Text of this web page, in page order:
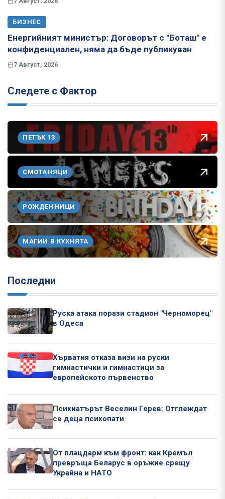
БИЗНЕС
Енергийният министър: Договорът с "Боташ" е
конфиденциален, няма да бъде публикуван
7 Август, 2026
Следете с Фактор
ПЕТЪК 13
СМОТАНЯЦИ
РОЖДЕННИЦИ
МАГИИ В КУХНЯТА
Последни
Руска атака порази стадион "Черноморец"
в Одеса
Хърватия отказа визи на руски
гимнастички и гимнастици за
европейското първенство
Психиатърът Веселин Герев: Отглеждат
се деца психопати
От плацдарм към фронт: как Кремъл
превръща Беларус в оръжие срещу
Украйна и НАТО